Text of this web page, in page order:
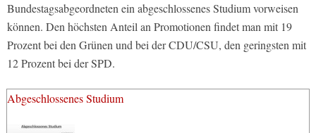
Bundestagsabgeordneten ein abgeschlossenes Studium vorweisen
können. Den höchsten Anteil an Promotionen findet man mit 19
Prozent bei den Grünen und bei der CDU/CSU, den geringsten mit
12 Prozent bei der SPD.
Abgeschlossenes Studium